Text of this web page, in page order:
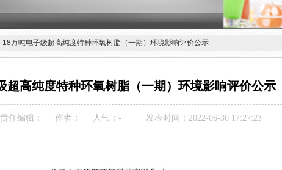
18万吨电子级超高纯度特种环氧树脂（一期）环境影响评价公示
超高纯度特种环氧树脂（一期）环境影响评价公示
任编辑： 作者： 人气： - 发表时间：2022-06-30 17:27:23